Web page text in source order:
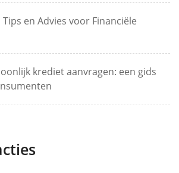
en Advies voor Financiële
krediet aanvragen: een gids